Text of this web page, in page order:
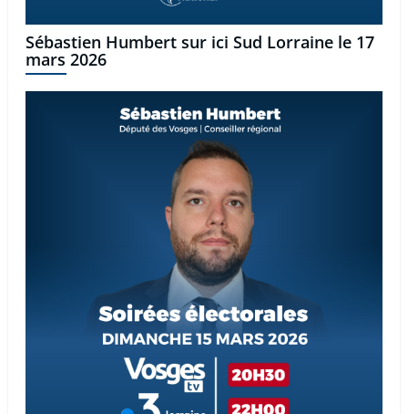
Sébastien Humbert sur ici Sud Lorraine le 17
mars 2026